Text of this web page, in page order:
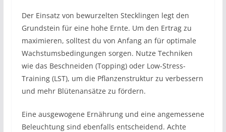
Der Einsatz von bewurzelten Stecklingen legt den
Grundstein für eine hohe Ernte. Um den Ertrag zu
maximieren, solltest du von Anfang an für optimale
Wachstumsbedingungen sorgen. Nutze Techniken
wie das Beschneiden (Topping) oder Low-Stress-
Training (LST), um die Pflanzenstruktur zu verbessern
und mehr Blütenansätze zu fördern.
Eine ausgewogene Ernährung und eine angemessene
Beleuchtung sind ebenfalls entscheidend. Achte